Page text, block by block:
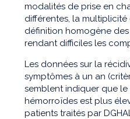
modalités de prise en
différentes, la
définition homogène
rendant difficiles les
Les données sur la
symptômes à un an
semblent indiquer que
hémorroïdes est plus
patients traités par